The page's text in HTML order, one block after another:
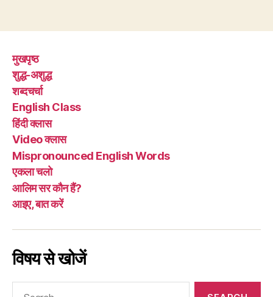
है
मुखपृष्ठ
शुद्ध-अशुद्ध
शब्दचर्चा
English Class
हिंदी क्लास
Video क्लास
Mispronounced English Words
एकला चलो
आलिम सर कौन हैं?
आइए, बात करें
विषय से खोजें